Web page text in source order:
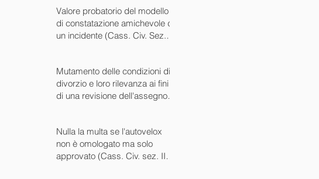
Valore probatorio del modello
di constatazione amichevole di
un incidente (Cass. Civ. Sez. III
Mutamento delle condizioni di
divorzio e loro rilevanza ai fini
di una revisione dell'assegno
Nulla la multa se l'autovelox
non è omologato ma solo
approvato (Cass. Civ. sez. II